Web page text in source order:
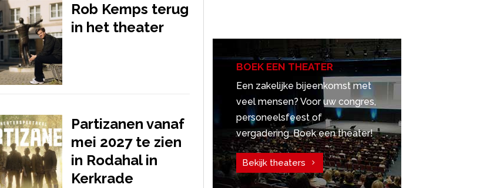
Rob Kemps terug
in het theater
Partizanen vanaf
mei 2027 te zien
in Rodahal in
Kerkrade
BOEK EEN THEATER
Een zakelijke bijeenkomst met
veel mensen? Voor uw congres,
personeelsfeest of
vergadering. Boek een theater!
Bekijk theaters